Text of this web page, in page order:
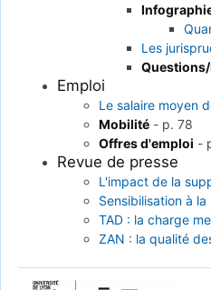
Les
Emploi
Le salaire moyen
Mobilité - p. 78
Offres d'emploi -
Revue de presse
L'impact de la
Sensibilisation à
TAD : la charge
ZAN : la qualité